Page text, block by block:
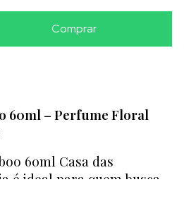
60ml – Perfume Floral
60ml Casa das
é ideal para quem busca
olfativa única em